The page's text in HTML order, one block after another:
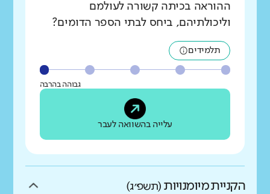
ההוראה בכיתה קשורה לעולמם
וליכולתיהם, ביחס לבתי הספר הדומים?
תלמידים
גבוהה בהרבה
עלייה בהשוואה לעבר
הקניית מיומנויות (תשפ״ג)